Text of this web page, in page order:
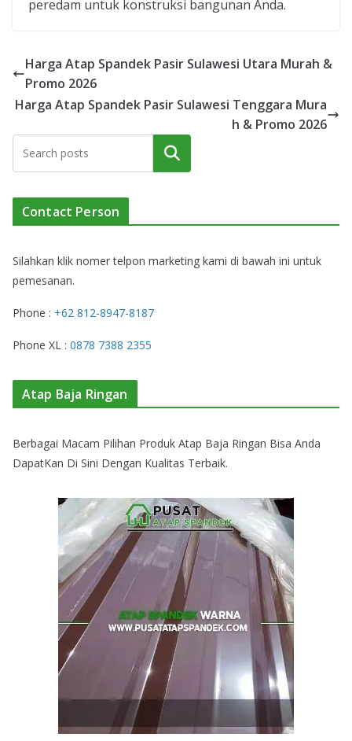
peredam untuk konstruksi bangunan Anda.
Harga Atap Spandek Pasir Sulawesi Utara Murah &
Promo 2026
Harga Atap Spandek Pasir Sulawesi Tenggara Mura
h & Promo 2026
Cari
Contact Person
Silahkan klik nomer telpon marketing kami di bawah ini untuk
pemesanan.
Phone : +62 812-8947-8187
Phone XL : 0878 7388 2355
Atap Baja Ringan
Berbagai Macam Pilihan Produk Atap Baja Ringan Bisa Anda
DapatKan Di Sini Dengan Kualitas Terbaik.